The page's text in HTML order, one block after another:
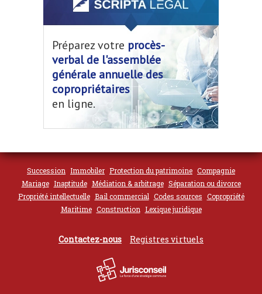
Préparez votre procès-
verbal de l'assemblée
générale annuelle des
copropriétaires
en ligne.
Succession Immobiler Protection du patrimoine Compagnie
Mariage Inaptitude Médiation & arbitrage Séparation ou divorce
Propriété intellectuelle Bail commercial Codes sources Copropriété
Maritime Construction Lexique juridique
Contactez-nous Registres virtuels